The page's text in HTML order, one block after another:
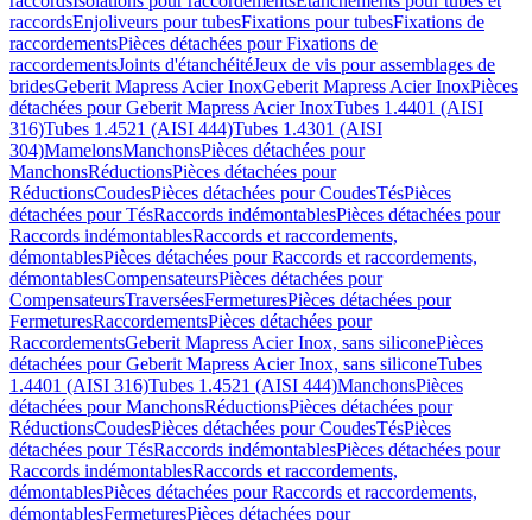
raccordsEnjoliveurs pour tubesFixations pour tubesFixations de
raccordementsPièces détachées pour Fixations de
raccordementsJoints d'étanchéitéJeux de vis pour assemblages de
bridesGeberit Mapress Acier InoxGeberit Mapress Acier InoxPièces
détachées pour Geberit Mapress Acier InoxTubes 1.4401 (AISI
316)Tubes 1.4521 (AISI 444)Tubes 1.4301 (AISI
304)MamelonsManchonsPièces détachées pour
ManchonsRéductionsPièces détachées pour
RéductionsCoudesPièces détachées pour CoudesTésPièces
détachées pour TésRaccords indémontablesPièces détachées pour
Raccords indémontablesRaccords et raccordements,
démontablesPièces détachées pour Raccords et raccordements,
démontablesCompensateursPièces détachées pour
CompensateursTraverséesFermeturesPièces détachées pour
FermeturesRaccordementsPièces détachées pour
RaccordementsGeberit Mapress Acier Inox, sans siliconePièces
détachées pour Geberit Mapress Acier Inox, sans siliconeTubes
1.4401 (AISI 316)Tubes 1.4521 (AISI 444)ManchonsPièces
détachées pour ManchonsRéductionsPièces détachées pour
RéductionsCoudesPièces détachées pour CoudesTésPièces
détachées pour TésRaccords indémontablesPièces détachées pour
Raccords indémontablesRaccords et raccordements,
démontablesPièces détachées pour Raccords et raccordements,
démontablesFermeturesPièces détachées pour